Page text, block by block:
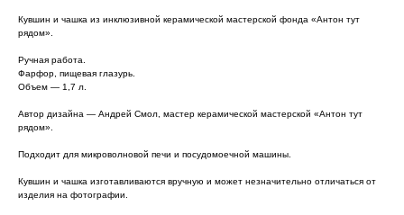
Кувшин и чашка из инклюзивной керамической мастерской фонда «Антон тут
рядом».
Ручная работа.
Фарфор, пищевая глазурь.
Объем — 1,7 л.
Автор дизайна — Андрей Смол, мастер керамической мастерской «Антон тут
рядом».
Подходит для микроволновой печи и посудомоечной машины.
Кувшин и чашка изготавливаются вручную и может незначительно отличаться от
изделия на фотографии.